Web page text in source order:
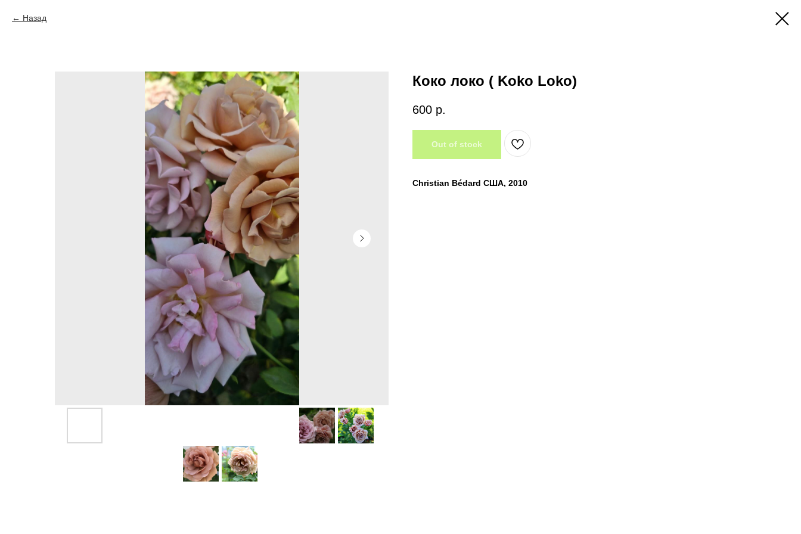
Назад
Коко локо ( Koko Loko)
600 р.
Out of stock
Christian Bédard США, 2010